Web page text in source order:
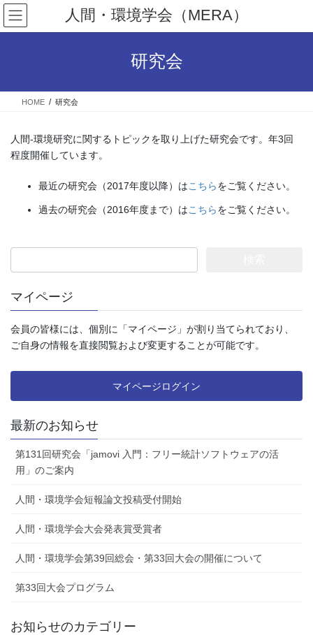
コ
ン
テ
ス
ナ
ビ
ゲ
ン
人間・環境学会（MERA）
研究会
HOME 研究会
人間-環境研究に関するトピックを取り上げた研究会です。年3回
程度開催しています。
最近の研究会（2017年度以降）はこちらをご覧ください。
過去の研究会（2016年度まで）はこちらをご覧ください。
索
マイページ
会員の皆様には、個別に「マイページ」が割り当てられており、
ご自身の情報を直接閲覧および変更することが可能です。
マイページログイン
最新のお知らせ
第131回研究会「jamovi 入門：フリー統計ソフトウェアの活
用」のご案内
人間・環境学会短報論文投稿受付開始
人間・環境学会大会発表賞受賞者
人間・環境学会第39回総会・第33回大会の開催について
第33回大会プログラム
お知らせのカテゴリー